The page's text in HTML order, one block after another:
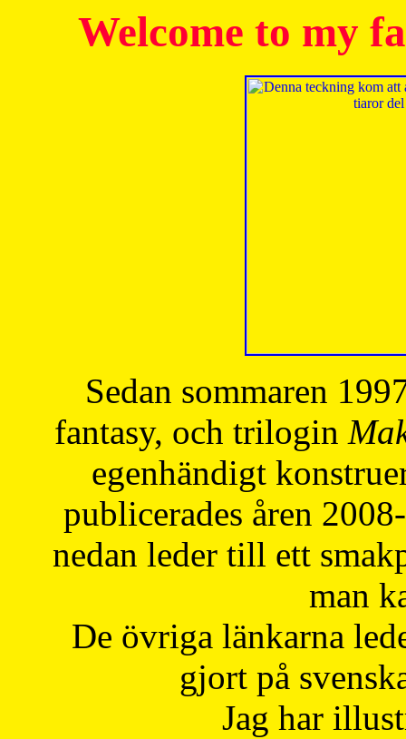
Welcome to my
Sedan sommaren
fantasy, och trilogin
egenhändigt
publicerades åren
nedan leder till ett
man
De övriga länkarna
gjort på
Jag har